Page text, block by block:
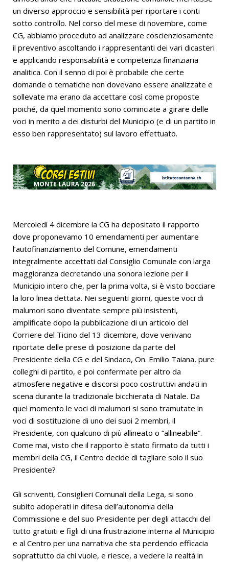
un diverso approccio e sensibilità per riportare i conti
sotto controllo. Nel corso del mese di novembre, come
CG, abbiamo proceduto ad analizzare coscienziosamente
il preventivo ascoltando i rappresentanti dei vari dicasteri
e applicando responsabilità e competenza finanziaria
analitica. Con il senno di poi è probabile che certe
domande o tematiche non dovevano essere analizzate e
sollevate ma erano da accettare così come proposte
poiché, da quel momento sono cominciate a girare delle
voci in merito a dei disturbi del Municipio (e di un partito in
esso ben rappresentato) sul lavoro effettuato.
Mercoledì 4 dicembre la CG ha depositato il rapporto
dove proponevamo 10 emendamenti per aumentare
l’autofinanziamento del Comune, emendamenti
integralmente accettati dal Consiglio Comunale con larga
maggioranza decretando una sonora lezione per il
Municipio intero che, per la prima volta, si è visto bocciare
la loro linea dettata. Nei seguenti giorni, queste voci di
malumori sono diventate sempre più insistenti,
amplificate dopo la pubblicazione di un articolo del
Corriere del Ticino del 13 dicembre, dove venivano
riportate delle prese di posizione da parte del
Presidente della CG e del Sindaco, On. Emilio Taiana, pure
colleghi di partito, e poi confermate per altro da
atmosfere negative e discorsi poco costruttivi andati in
scena durante la tradizionale bicchierata di Natale. Da
quel momento le voci di malumori si sono tramutate in
voci di sostituzione di uno dei suoi 2 membri, il
Presidente, con qualcuno di più allineato o “allineabile”.
Come mai, visto che il rapporto è stato firmato da tutti i
membri della CG, il Centro decide di tagliare solo il suo
Presidente?
Gli scriventi, Consiglieri Comunali della Lega, si sono
subito adoperati in difesa dell’autonomia della
Commissione e del suo Presidente per degli attacchi del
tutto gratuiti e figli di una frustrazione interna al Municipio
e al Centro per una narrativa che sta perdendo efficacia
soprattutto da chi vuole, e riesce, a vedere la realtà in